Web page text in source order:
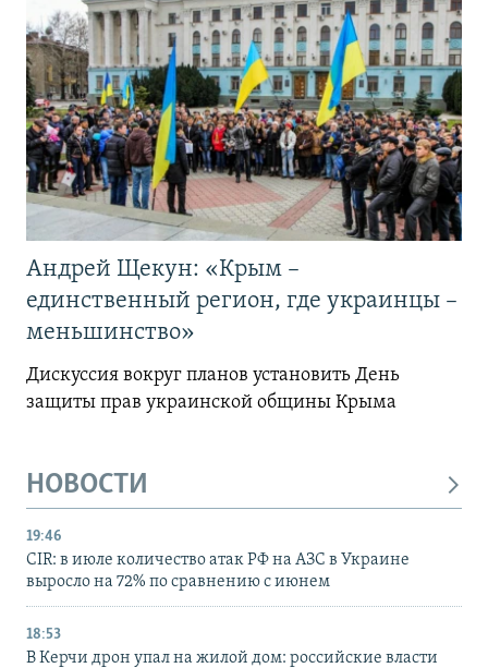
Андрей Щекун: «Крым –
единственный регион, где украинцы –
меньшинство»
Дискуссия вокруг планов установить День
защиты прав украинской общины Крыма
НОВОСТИ
19:46
CIR: в июле количество атак РФ на АЗС в Украине
выросло на 72% по сравнению с июнем
18:53
В Керчи дрон упал на жилой дом: российские власти